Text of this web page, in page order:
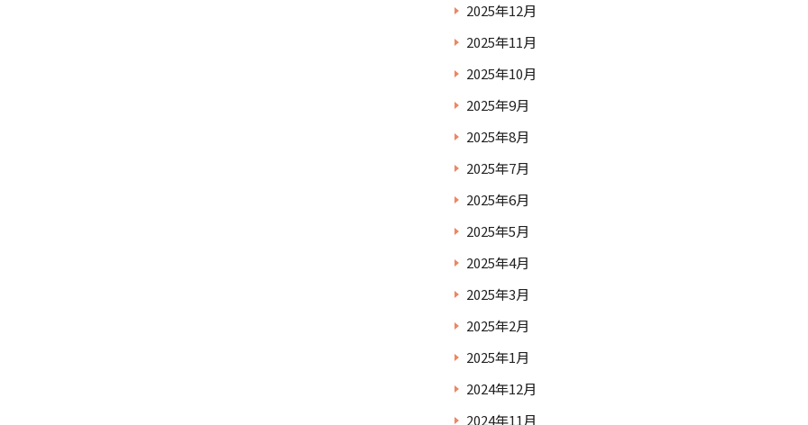
2025年12月
2025年11月
2025年10月
2025年9月
2025年8月
2025年7月
2025年6月
2025年5月
2025年4月
2025年3月
2025年2月
2025年1月
2024年12月
2024年11月